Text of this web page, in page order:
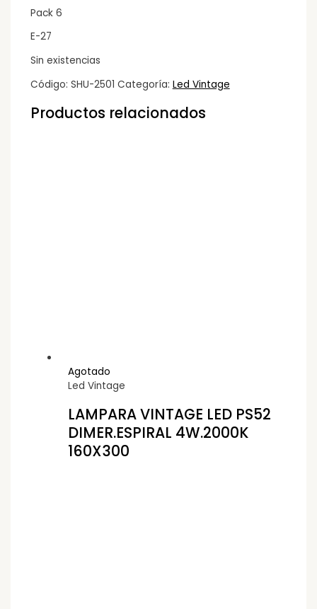
Pack 6
E-27
Sin existencias
Código: SHU-2501 Categoría: Led Vintage
Productos relacionados
Agotado
Led Vintage
LAMPARA VINTAGE LED PS52
DIMER.ESPIRAL 4W.2000K
160X300